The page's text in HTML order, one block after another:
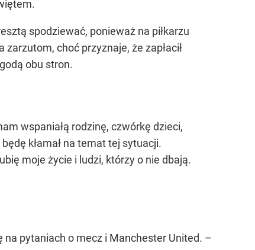
spodziewać, ponieważ na piłkarzu
choć przyznaje, że zapłacił
obu stron.
wspaniałą rodzinę, czwórkę dzieci,
kłamał na temat tej sytuacji.
moje życie i ludzi, którzy o nie dbają.
na pytaniach o mecz i Manchester United. –